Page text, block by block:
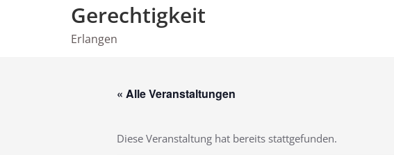
Gerechtigkeit
Erlangen
« Alle Veranstaltungen
Diese Veranstaltung hat bereits stattgefunden.